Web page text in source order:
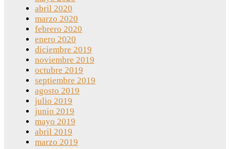
abril 2020
marzo 2020
febrero 2020
enero 2020
diciembre 2019
noviembre 2019
octubre 2019
septiembre 2019
agosto 2019
julio 2019
junio 2019
mayo 2019
abril 2019
marzo 2019